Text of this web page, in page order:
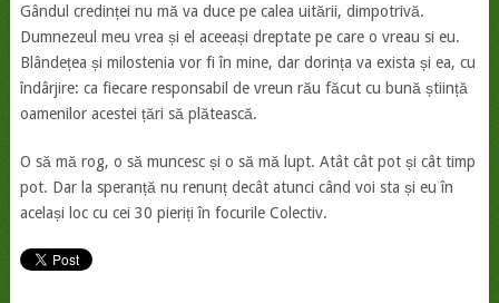
Gândul credinței nu mă va duce pe calea uitării, dimpotrivă.
Dumnezeul meu vrea și el aceeași dreptate pe care o vreau si eu.
Blândețea și milostenia vor fi în mine, dar dorința va exista și ea, cu
îndârjire: ca fiecare responsabil de vreun rău făcut cu bună știință
oamenilor acestei țări să plătească.
O să mă rog, o să muncesc și o să mă lupt. Atât cât pot și cât timp
pot. Dar la speranță nu renunț decât atunci când voi sta și eu în
același loc cu cei 30 pieriți în focurile Colectiv.